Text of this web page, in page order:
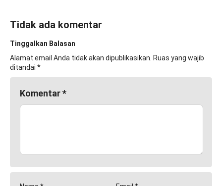
Tidak ada komentar
Tinggalkan Balasan
Alamat email Anda tidak akan dipublikasikan. Ruas yang wajib
ditandai *
Komentar*